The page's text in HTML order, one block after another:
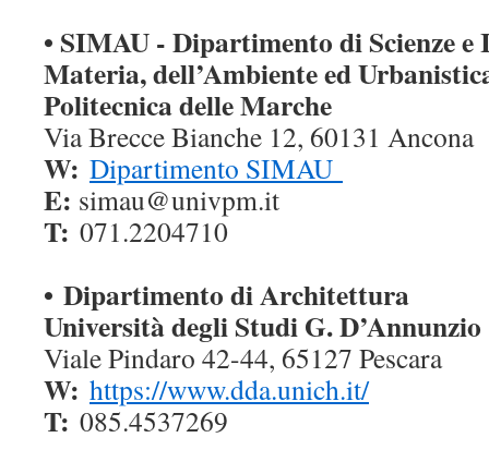
• SIMAU - Dipartimento di Scienze e
Materia, dell’Ambiente ed
Politecnica delle Marche
Via Brecce Bianche 12, 60131 Ancona
W: Dipartimento SIMAU
E: simau@univpm.it
T: 071.2204710
• Dipartimento di Architettura
Università degli Studi G.
Viale Pindaro 42-44, 65127 Pescara
W: https://www.dda.unich.it/
T: 085.4537269